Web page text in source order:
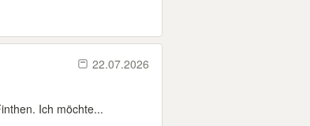
22.07.2026
Ich möchte...